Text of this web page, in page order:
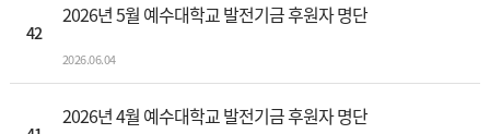
42
2026년 5월 예수대학교 발전기금 후원자 명단
2026.06.04
2026년 4월 예수대학교 발전기금 후원자 명단